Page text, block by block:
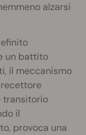
alzarsi
un battito
il meccanismo
transitorio
il
provoca una